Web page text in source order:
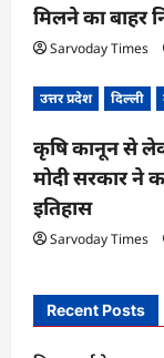
मिलने का बाहर
Sarvoday Times
उत्तर प्रदेश दिल्ली
कृषि कानून से
मोदी सरकार ने
इतिहास
Sarvoday Times
Recent Posts